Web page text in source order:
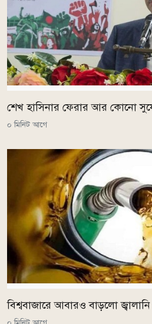
শেখ হাসিনার ফেরার আর কোনো
০ মিনিট আগে
বিশ্ববাজারে আবারও বাড়লো